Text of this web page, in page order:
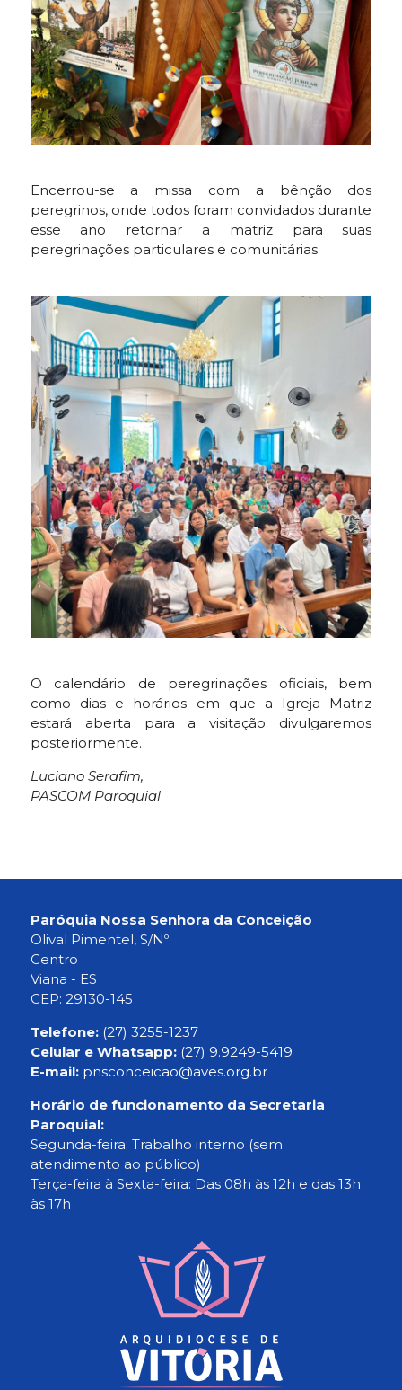
Encerrou-se a missa com a bênção dos
peregrinos, onde todos foram convidados durante
esse ano retornar a matriz para suas
peregrinações particulares e comunitárias.
O calendário de peregrinações oficiais, bem
como dias e horários em que a Igreja Matriz
estará aberta para a visitação divulgaremos
posteriormente.
Luciano Serafim,
PASCOM Paroquial
Paróquia Nossa Senhora da Conceição
Olival Pimentel, S/Nº
Centro
Viana - ES
CEP: 29130-145
Telefone: (27) 3255-1237
Celular e Whatsapp: (27) 9.9249-5419
E-mail: pnsconceicao@aves.org.br
Horário de funcionamento da Secretaria
Paroquial:
Segunda-feira: Trabalho interno (sem
atendimento ao público)
Terça-feira à Sexta-feira: Das 08h às 12h e das 13h
às 17h